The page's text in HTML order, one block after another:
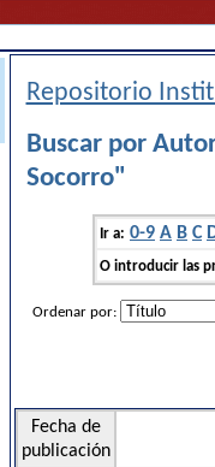
Repositorio
Buscar por
Socorro"
Ir a: 0-9 A B C
O introducir las
Ordenar por:
Fecha de
publicación